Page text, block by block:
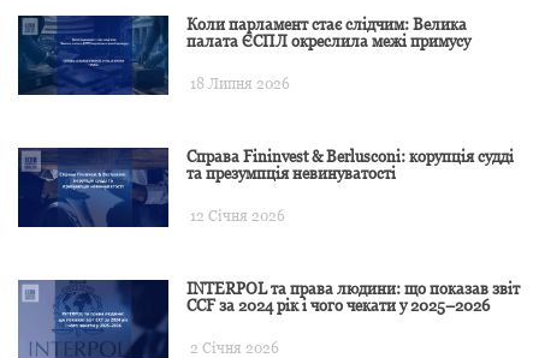
Коли парламент стає слідчим: Велика
палата ЄСПЛ окреслила межі примусу
18 Липня 2026
Справа Fininvest & Berlusconi: корупція судді
та презумпція невинуватості
12 Січня 2026
INTERPOL та права людини: що показав звіт
CCF за 2024 рік і чого чекати у 2025–2026
2 Січня 2026